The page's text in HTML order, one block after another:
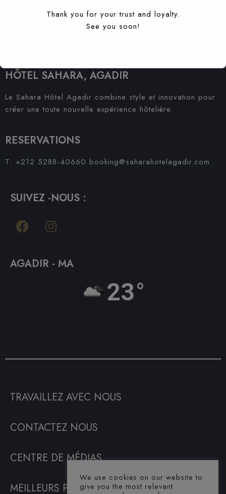
S'ABONNER À
HÔTEL SAHARA, AGADIR
Le Sahara Hôtel Agadir combine style et innovation pour
créer une toute nouvelle expérience hôtelière.
RESERVATIONS
T: +212 5288-40660 booking@saharahotelagadir.com
SUIVEZ -NOUS :
AGADIR - MA
23°
TRAVAILLEZ AVEC NOUS
CONTACTEZ NOUS
CENTRE DE MÉDIAS
MEILLEURS PRIX GARANTIS
We use cookies on our website to
give you the most relevant
Thank you for your trust and loyalty.
See you soon!